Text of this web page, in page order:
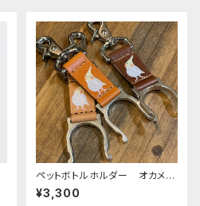
ペットボトルホルダー オカメイ
ンコ シナモンパール 栃木レ
ザー ぽわんシリーズ
¥3,300